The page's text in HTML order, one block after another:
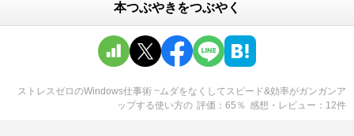
本つぶやきをつぶやく
ストレスゼロのWindows仕事術 ~ムダをなくしてスピード&効率がガンガンア
ップする使い方の 評価 65 ％ 感想・レビュー 12件